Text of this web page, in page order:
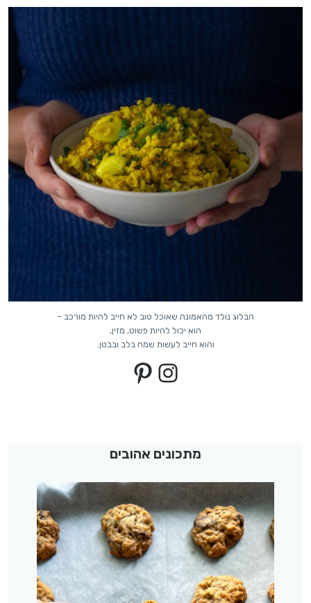
הבלוג נולד מהאמונה שאוכל טוב לא חייב להיות מורכב –
הוא יכול להיות פשוט, מזין,
והוא חייב לעשות שמח בלב ובבטן.
Instagram
Pinterest
מתכונים אהובים